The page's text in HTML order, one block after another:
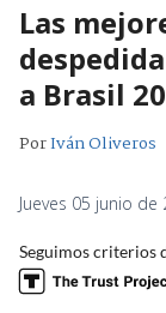
Las
a Brasil
PorIván Oliveros
Jueves 05 junio
Seguimos criterios